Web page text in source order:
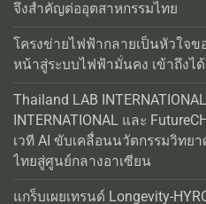
จึงสำคัญต่ออุตสาหกรรมไทย
โครงข่ายไฟฟ้ากลายเป็นหัวใจข
หน้าสู่ระบบไฟฟ้ามั่นคง เข้าถึงไ
Thailand LAB
INTERNATIONAL และ
เวที AI ขับเคลื่อนนวัตกรรมวิทย
ไทยสู่ศูนย์กลางอาเซียน
แกร็บเผยเทรนด์ Longevity-